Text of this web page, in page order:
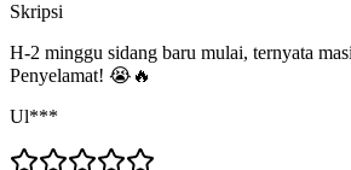
Skripsi
H-2 minggu sidang baru mulai, ternyata
Penyelamat! 😭🔥
Ul***